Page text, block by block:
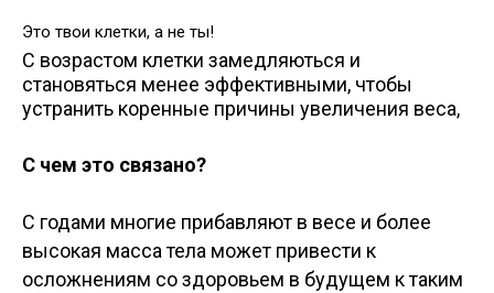
Это твои клетки, а не ты!
С возрастом клетки замедляються и
становяться менее эффективными, чтобы
устранить коренные причины увеличения веса,
С чем это связано?
С годами многие прибавляют в весе и более
высокая масса тела может привести к
осложнениям со здоровьем в будущем к таким